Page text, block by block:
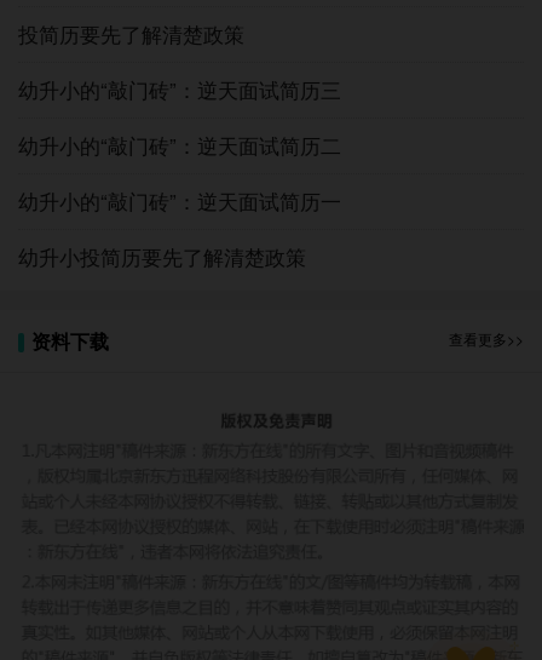
越是小心越是出错。5月11日在准备原件复印件时，
是正确的血型，只是户口本上写错了。这种时候，任何
慰说“没事，不会审查这么细致”，有的说“还是尽快打电
的东西装袋备用时，看到一份《房地产评估抵押估价报
一眼——果然发现了问题。我在网上登记入学采集信息
抵押中心的人，最后确认，我网上登记的编号是错的，
投简历要先了解清楚政策
幼升小的“敲门砖”：逆天面试简历三
幼升小的“敲门砖”：逆天面试简历二
幼升小的“敲门砖”：逆天面试简历一
幼升小投简历要先了解清楚政策
资料下载 查看更多>>